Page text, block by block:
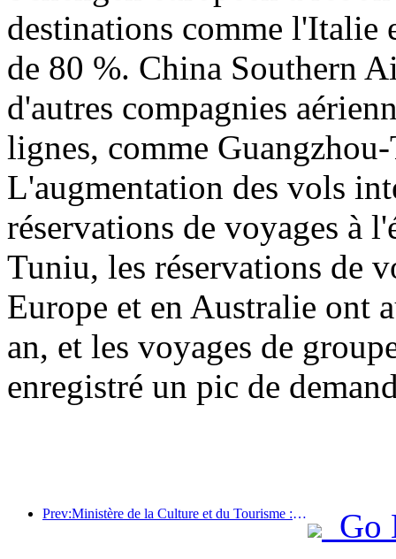
destinations comme l'Italie
de 80 %. China Southern
d'autres compagnies
lignes, comme
L'augmentation des vols
réservations de voyages à
Tuniu, les réservations de
Europe et en Australie ont
an, et les voyages de
enregistré un pic de
Prev:Ministère de la Culture et du Tourisme : Renforcer la gestion de la qualité des attractions touristiques et améliorer le niveau de service des sites pittoresques
Go